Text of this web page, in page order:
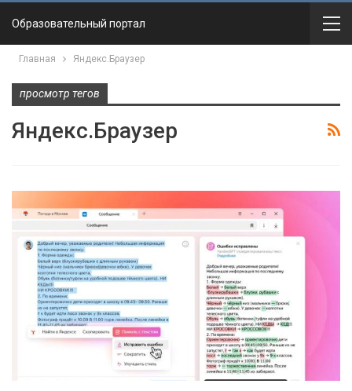
Образовательный портал
Главная Яндекс.Браузер
просмотр тегов
Яндекс.Браузер